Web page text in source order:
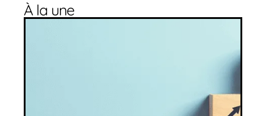
À la une